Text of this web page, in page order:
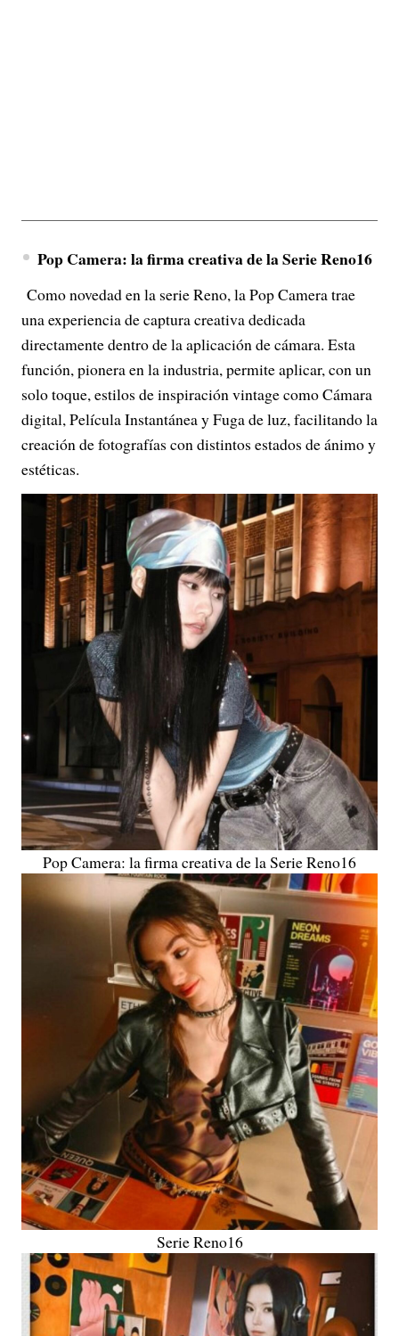
Pop Camera: la firma creativa de la Serie Reno16
Como novedad en la serie Reno, la Pop Camera trae
una experiencia de captura creativa dedicada
directamente dentro de la aplicación de cámara. Esta
función, pionera en la industria, permite aplicar, con un
solo toque, estilos de inspiración vintage como Cámara
digital, Película Instantánea y Fuga de luz, facilitando la
creación de fotografías con distintos estados de ánimo y
estéticas.
Pop Camera: la firma creativa de la Serie Reno16
Serie Reno16